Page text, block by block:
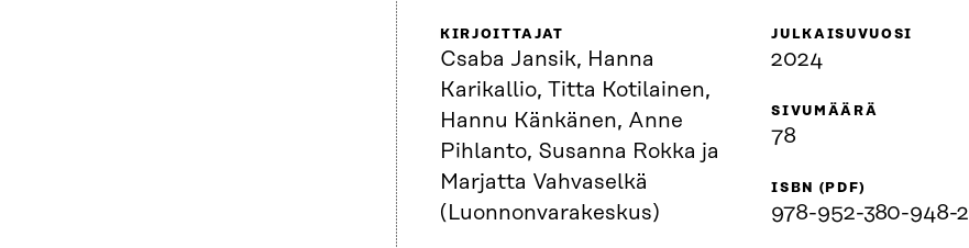
KIRJOITTAJAT
Csaba Jansik, Hanna
Karikallio, Titta Kotilainen,
Hannu Känkänen, Anne
Pihlanto, Susanna Rokka ja
Marjatta Vahvaselkä
(Luonnonvarakeskus)
JULKAISUVUOSI
2024
SIVUMÄÄRÄ
78
ISBN (PDF)
978-952-380-948-2